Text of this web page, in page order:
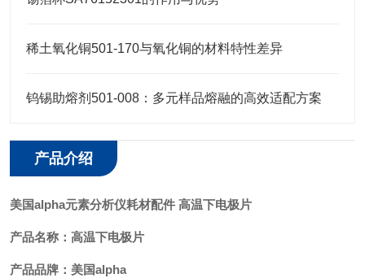
稀土氧化铜501-170与氧化铜的材料特性差异
钨锡助熔剂501-008：多元样品熔融的高效适配方案
产品介绍
美国alpha元素分析仪耗材配件 高温下电极片
产品名称： 高温下电极片
产品品牌：美国alpha